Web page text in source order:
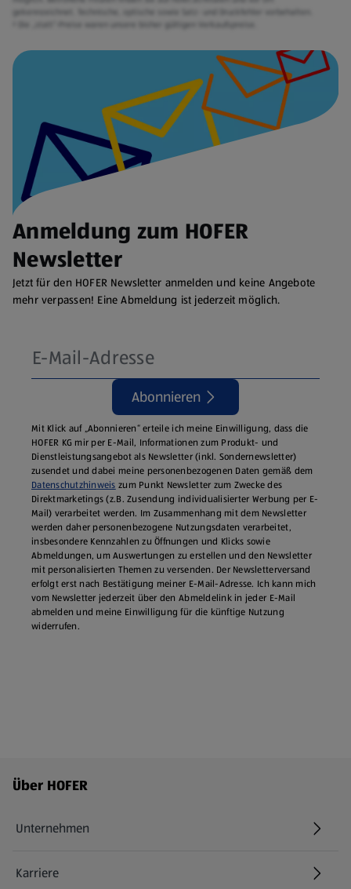
gekennzeichnet. Technische, optische sowie Satz- und Druckfehler vorbehalten.
² Die „statt“-Preise waren unsere bisher gültigen Verkaufspreise.
Anmeldung zum HOFER
Newsletter
Jetzt für den HOFER Newsletter anmelden und keine Angebote
mehr verpassen! Eine Abmeldung ist jederzeit möglich.
Abonnieren
Mit Klick auf „Abonnieren“ erteile ich meine Einwilligung, dass die
HOFER KG mir per E-Mail, Informationen zum Produkt- und
Dienstleistungsangebot als Newsletter (inkl. Sondernewsletter)
zusendet und dabei meine personenbezogenen Daten gemäß dem
Datenschutzhinweis zum Punkt Newsletter zum Zwecke des
Direktmarketings (z.B. Zusendung individualisierter Werbung per E-
Mail) verarbeitet werden. Im Zusammenhang mit dem Newsletter
werden daher personenbezogene Nutzungsdaten verarbeitet,
insbesondere Kennzahlen zu Öffnungen und Klicks sowie
Abmeldungen, um Auswertungen zu erstellen und den Newsletter
mit personalisierten Themen zu versenden. Der Newsletterversand
erfolgt erst nach Bestätigung meiner E-Mail-Adresse. Ich kann mich
vom Newsletter jederzeit über den Abmeldelink in jeder E‑Mail
abmelden und meine Einwilligung für die künftige Nutzung
widerrufen.
Fußzeilenmenü - weitere Links
Über HOFER
Unternehmen
Karriere
(öffnet in einem neuen Tab)